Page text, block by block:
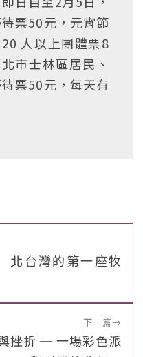
票50元，元宵節
人以上團體票8
市士林區居民、
票50元，每天有
台灣的第一座牧
下一篇→
挫折 ─ 一場彩色派